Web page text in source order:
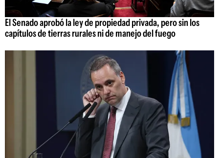
El Senado aprobó la ley de propiedad privada, pero sin los
capítulos de tierras rurales ni de manejo del fuego